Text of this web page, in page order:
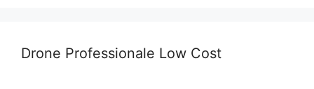
Drone Professionale Low Cost